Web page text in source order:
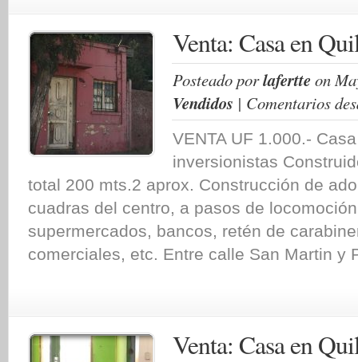
Venta: Casa en
Posteado porlafertteon
Vendidos | Comentarios
VENTA UF 1.000.-
inversionistas
total 200 mts.2 aprox. Construcción de
cuadras del centro, a pasos de
supermercados, bancos, retén de
comerciales, etc. Entre calle San Martin y
Venta: Casa en